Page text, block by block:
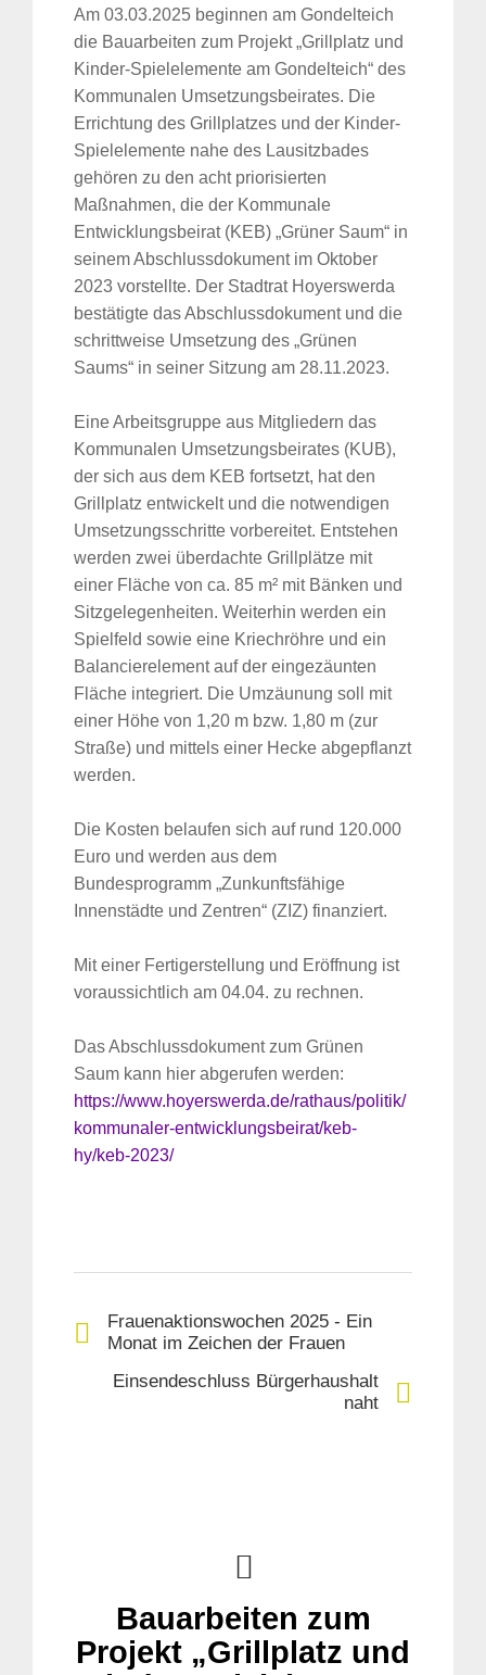
Am 03.03.2025 beginnen am Gondelteich
die Bauarbeiten zum Projekt „Grillplatz und
Kinder-Spielelemente am Gondelteich“ des
Kommunalen Umsetzungsbeirates. Die
Errichtung des Grillplatzes und der Kinder-
Spielelemente nahe des Lausitzbades
gehören zu den acht priorisierten
Maßnahmen, die der Kommunale
Entwicklungsbeirat (KEB) „Grüner Saum“ in
seinem Abschlussdokument im Oktober
2023 vorstellte. Der Stadtrat Hoyerswerda
bestätigte das Abschlussdokument und die
schrittweise Umsetzung des „Grünen
Saums“ in seiner Sitzung am 28.11.2023.
Eine Arbeitsgruppe aus Mitgliedern das
Kommunalen Umsetzungsbeirates (KUB),
der sich aus dem KEB fortsetzt, hat den
Grillplatz entwickelt und die notwendigen
Umsetzungsschritte vorbereitet. Entstehen
werden zwei überdachte Grillplätze mit
einer Fläche von ca. 85 m² mit Bänken und
Sitzgelegenheiten. Weiterhin werden ein
Spielfeld sowie eine Kriechröhre und ein
Balancierelement auf der eingezäunten
Fläche integriert. Die Umzäunung soll mit
einer Höhe von 1,20 m bzw. 1,80 m (zur
Straße) und mittels einer Hecke abgepflanzt
werden.
Die Kosten belaufen sich auf rund 120.000
Euro und werden aus dem
Bundesprogramm „Zunkunftsfähige
Innenstädte und Zentren“ (ZIZ) finanziert.
Mit einer Fertigerstellung und Eröffnung ist
voraussichtlich am 04.04. zu rechnen.
Das Abschlussdokument zum Grünen
Saum kann hier abgerufen werden:
https://www.hoyerswerda.de/rathaus/politik/
kommunaler-entwicklungsbeirat/keb-
hy/keb-2023/
Frauenaktionswochen 2025 - Ein
Monat im Zeichen der Frauen
Einsendeschluss Bürgerhaushalt
naht
Bauarbeiten zum
Projekt „Grillplatz und